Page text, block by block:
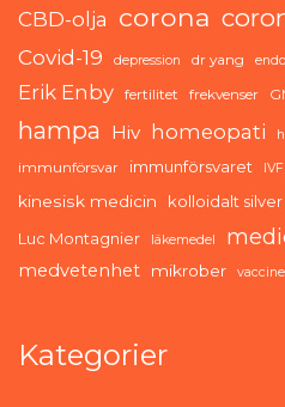
CBD-olja corona
Covid-19 depression dr yang
Erik Enby fertilitet frekvenser
hampa Hiv homeopati
immunförsvar immunförsvaret IVF
kinesisk medicin kolloidalt silver
Luc Montagnier läkemedel
medvetenhet mikrober
Kategorier